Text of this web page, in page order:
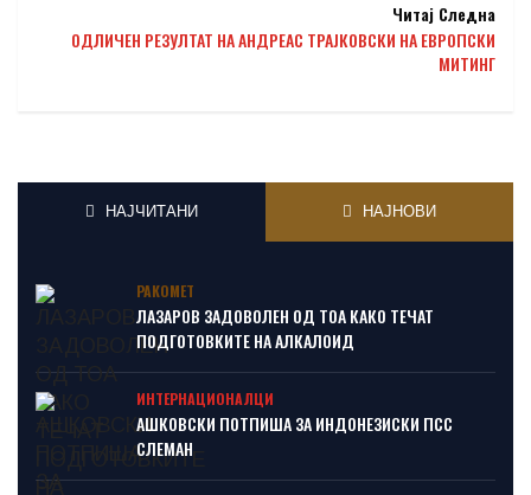
Читај Следна
ОДЛИЧЕН РЕЗУЛТАТ НА АНДРЕАС ТРАЈКОВСКИ НА ЕВРОПСКИ
МИТИНГ
НАЈЧИТАНИ НАЈНОВИ
РАКОМЕТ
ЛАЗАРОВ ЗАДОВОЛЕН ОД ТОА КАКО ТЕЧАТ
ПОДГОТОВКИТЕ НА АЛКАЛОИД
ИНТЕРНАЦИОНАЛЦИ
АШКОВСКИ ПОТПИША ЗА ИНДОНЕЗИСКИ ПСС
СЛЕМАН